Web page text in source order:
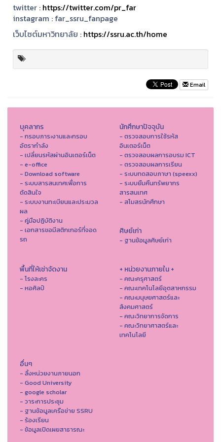
twitter : https://twitter.com/pr_far
instagram : far_ssru_fanpage
เว็บไซต์มหาวิทยาลัย : https://ssru.ac.th/home
Email
บุคลากร
- กรอบภาระงานและกรอบ
อัตรากำลัง
- เปลี่ยนรหัสผ่านอินเตอร์เน็ต
- e-office
- Download software
- ระบบสารสนเทศเพื่อการ
ตัดสินใจ
- ระบบงานทะเบียนและประมวล
ผล
- คู่มือปฏิบัติงาน
- เอกสารขอมีสติกเกอร์ที่จอด
รถ
นักศึกษาปัจจุบัน
- ตรวจสอบการใช้รหัส
อินเตอร์เน็ต
- ตรวจสอบผลการอบรม ICT
- ตรวจสอบผลการเรียน
- ระบบทดสอบภาษา (speexx)
- ระบบยืมคืนทรัพยากร
สารสนเทศ
- สโมสรนักศึกษา
ศิษย์เก่า
- ฐานข้อมูลศิษย์เก่า
พื้นที่ให้เช่าจัดงาน
- โรงละคร
- หอศิลป์
+ หน่วยงานภายใน +
- คณะครุศาสตร์
- คณะเทคโนโลยีอุตสาหกรรม
- คณะมนุษยศาสตร์และ
สังคมศาสตร์
- คณะวิทยาการจัดการ
- คณะวิทยาศาสตร์และ
เทคโนโลยี
อื่นๆ
- ลิ้งหน่วยงานภายนอก
- Good University
- google scholar
- วาระการประชุม
- ฐานข้อมูลเครือข่าย SSRU
- ร้องเรียน
- ข้อมูลเปิดเผยสาธารณะ